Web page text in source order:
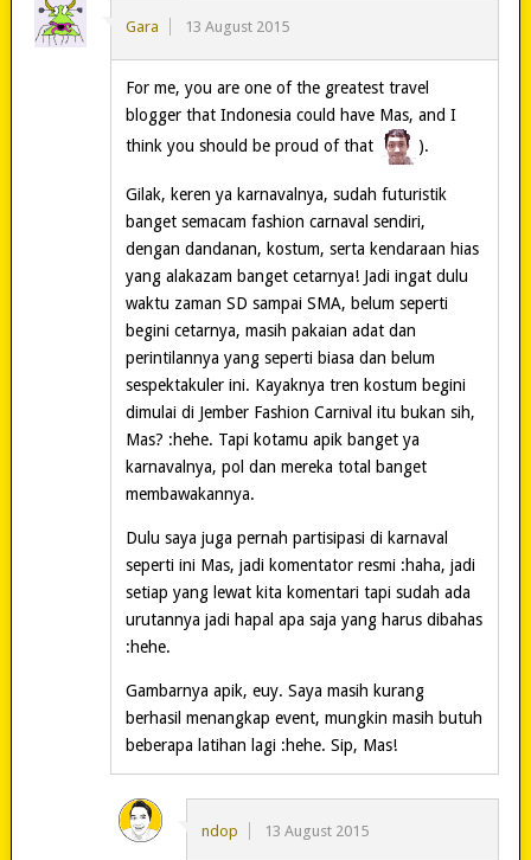
Gara 13 August 2015
For me, you are one of the greatest travel
blogger that Indonesia could have Mas, and I
think you should be proud of that
).
Gilak, keren ya karnavalnya, sudah futuristik
banget semacam fashion carnaval sendiri,
dengan dandanan, kostum, serta kendaraan hias
yang alakazam banget cetarnya! Jadi ingat dulu
waktu zaman SD sampai SMA, belum seperti
begini cetarnya, masih pakaian adat dan
perintilannya yang seperti biasa dan belum
sespektakuler ini. Kayaknya tren kostum begini
dimulai di Jember Fashion Carnival itu bukan sih,
Mas? :hehe. Tapi kotamu apik banget ya
karnavalnya, pol dan mereka total banget
membawakannya.
Dulu saya juga pernah partisipasi di karnaval
seperti ini Mas, jadi komentator resmi :haha, jadi
setiap yang lewat kita komentari tapi sudah ada
urutannya jadi hapal apa saja yang harus dibahas
:hehe.
Gambarnya apik, euy. Saya masih kurang
berhasil menangkap event, mungkin masih butuh
beberapa latihan lagi :hehe. Sip, Mas!
ndop 13 August 2015